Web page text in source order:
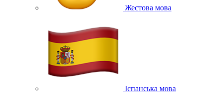
Жестова мова
Іспанська мова